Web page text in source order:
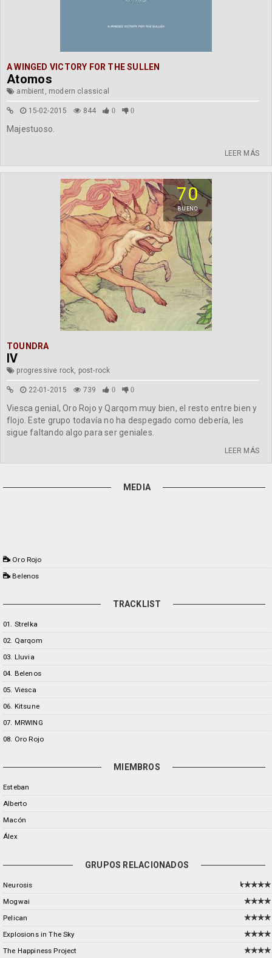
A WINGED VICTORY FOR THE SULLEN
Atomos
ambient, modern classical
15-02-2015 844 0 0
Majestuoso.
LEER MÁS
70
BUENO
TOUNDRA
IV
progressive rock, post-rock
22-01-2015 739 0 0
Viesca genial, Oro Rojo y Qarqom muy bien, el resto entre bien y
flojo. Este grupo todavía no ha despegado como debería, les
sigue faltando algo para ser geniales.
LEER MÁS
MEDIA
Oro Rojo
Belenos
TRACKLIST
01. Strelka
02. Qarqom
03. Lluvia
04. Belenos
05. Viesca
06. Kitsune
07. MRWING
08. Oro Rojo
MIEMBROS
Esteban
Alberto
Macón
Álex
GRUPOS RELACIONADOS
Neurosis
Mogwai
Pelican
Explosions in The Sky
The Happiness Project